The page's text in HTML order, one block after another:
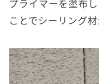
プライマーを塗布
ことでシーリング材